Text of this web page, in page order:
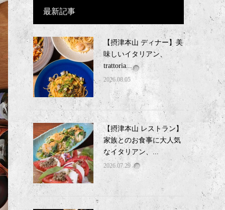
最新記事
【摂津本山 ディナー】美
味しいイタリアン、
trattoria...
2026.08.05
【摂津本山 レストラン】
家族とのお食事に大人気
なイタリアン、...
2026.07.29